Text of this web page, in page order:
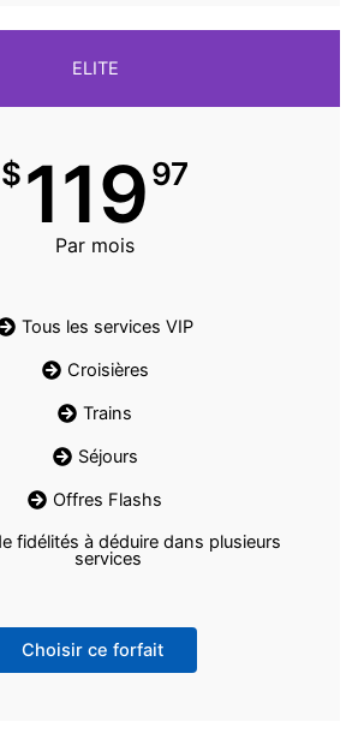
ELITE
$11997
Par mois
Tous les services VIP
Croisières
Trains
Séjours
Offres Flashs
fidélités à déduire dans plusieurs
services
Choisir ce forfait